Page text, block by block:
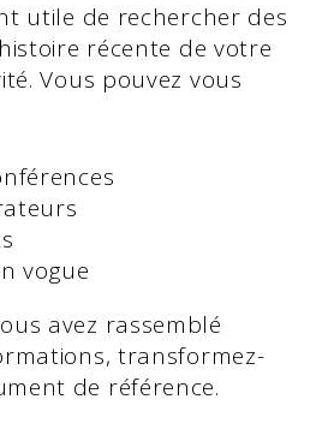
utile de rechercher des
récente de votre
Vous pouvez vous
vogue
avez rassemblé
transformez-
de référence.